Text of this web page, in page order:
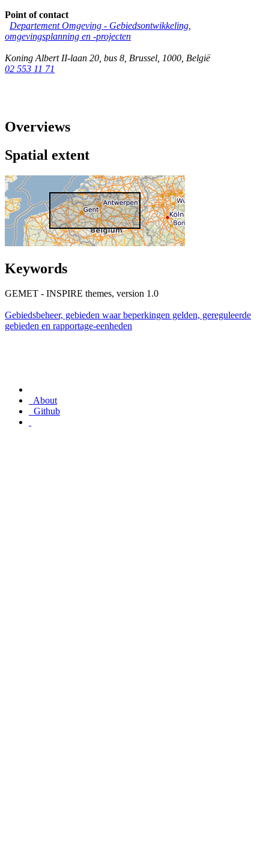
Point of contact
Departement Omgeving - Gebiedsontwikkeling,
omgevingsplanning en -projecten
Koning Albert II-laan 20, bus 8 Brussel 1000 België
02 553 11 71
Overviews
Spatial extent
Keywords
GEMET - INSPIRE themes, version 1.0
Gebiedsbeheer, gebieden waar beperkingen gelden, gereguleerde
gebieden en rapportage-eenheden
About
Github